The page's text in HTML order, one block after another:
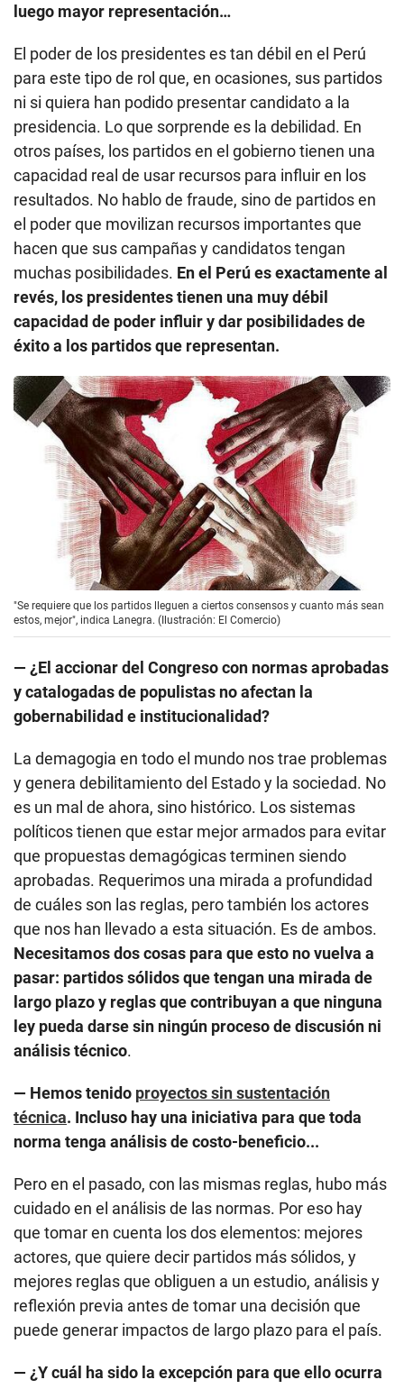
luego mayor representación…
El poder de los presidentes es tan débil en el Perú
para este tipo de rol que, en ocasiones, sus partidos
ni si quiera han podido presentar candidato a la
presidencia. Lo que sorprende es la debilidad. En
otros países, los partidos en el gobierno tienen una
capacidad real de usar recursos para influir en los
resultados. No hablo de fraude, sino de partidos en
el poder que movilizan recursos importantes que
hacen que sus campañas y candidatos tengan
muchas posibilidades. En el Perú es exactamente al
revés, los presidentes tienen una muy débil
capacidad de poder influir y dar posibilidades de
éxito a los partidos que representan.
"Se requiere que los partidos lleguen a ciertos consensos y cuanto más sean
estos, mejor", indica Lanegra. (Ilustración: El Comercio)
— ¿El accionar del Congreso con normas aprobadas
y catalogadas de populistas no afectan la
gobernabilidad e institucionalidad?
La demagogia en todo el mundo nos trae problemas
y genera debilitamiento del Estado y la sociedad. No
es un mal de ahora, sino histórico. Los sistemas
políticos tienen que estar mejor armados para evitar
que propuestas demagógicas terminen siendo
aprobadas. Requerimos una mirada a profundidad
de cuáles son las reglas, pero también los actores
que nos han llevado a esta situación. Es de ambos.
Necesitamos dos cosas para que esto no vuelva a
pasar: partidos sólidos que tengan una mirada de
largo plazo y reglas que contribuyan a que ninguna
ley pueda darse sin ningún proceso de discusión ni
análisis técnico.
— Hemos tenido proyectos sin sustentación
técnica. Incluso hay una iniciativa para que toda
norma tenga análisis de costo-beneficio...
Pero en el pasado, con las mismas reglas, hubo más
cuidado en el análisis de las normas. Por eso hay
que tomar en cuenta los dos elementos: mejores
actores, que quiere decir partidos más sólidos, y
mejores reglas que obliguen a un estudio, análisis y
reflexión previa antes de tomar una decisión que
puede generar impactos de largo plazo para el país.
— ¿Y cuál ha sido la excepción para que ello ocurra